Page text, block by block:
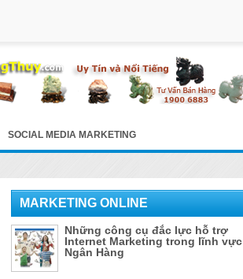
SOCIAL MEDIA MARKETING
MARKETING ONLINE
Những công cụ đắc lực hỗ trợ
Internet Marketing trong lĩnh vực
Ngân Hàng